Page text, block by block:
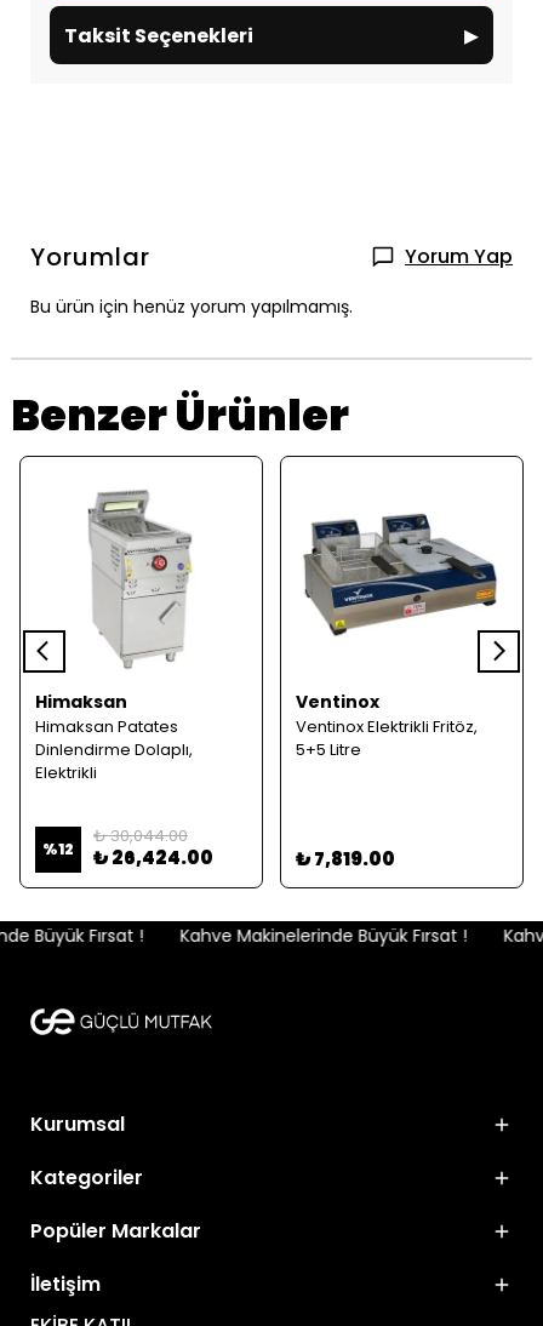
Taksit Seçenekleri ▸
Yorumlar Yorum Yap
Bu ürün için henüz yorum yapılmamış.
Benzer Ürünler
Himaksan
Himaksan Patates
Dinlendirme Dolaplı,
Elektrikli
%12
₺ 30,044.00
₺ 26,424.00
Ventinox
Ventinox Elektrikli Fritöz,
5+5 Litre
₺ 7,819.00
Büyük Fırsat ! Kahve Makinelerinde Büyük Fırsat !
Kurumsal
Kategoriler
Popüler Markalar
İletişim